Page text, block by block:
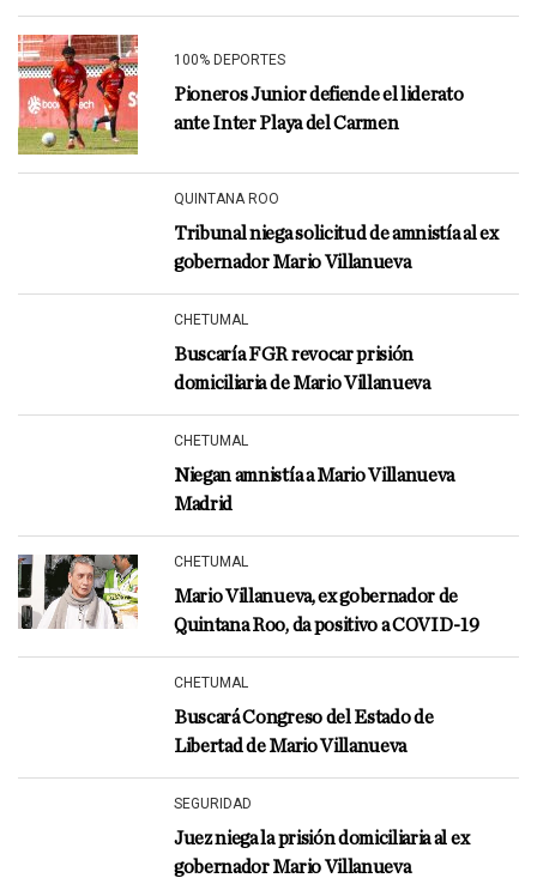
100% DEPORTES
Pioneros Junior defiende el liderato
ante Inter Playa del Carmen
QUINTANA ROO
Tribunal niega solicitud de amnistía al ex
gobernador Mario Villanueva
CHETUMAL
Buscaría FGR revocar prisión
domiciliaria de Mario Villanueva
CHETUMAL
Niegan amnistía a Mario Villanueva
Madrid
CHETUMAL
Mario Villanueva, ex gobernador de
Quintana Roo, da positivo a COVID-19
CHETUMAL
Buscará Congreso del Estado de
Libertad de Mario Villanueva
SEGURIDAD
Juez niega la prisión domiciliaria al ex
gobernador Mario Villanueva